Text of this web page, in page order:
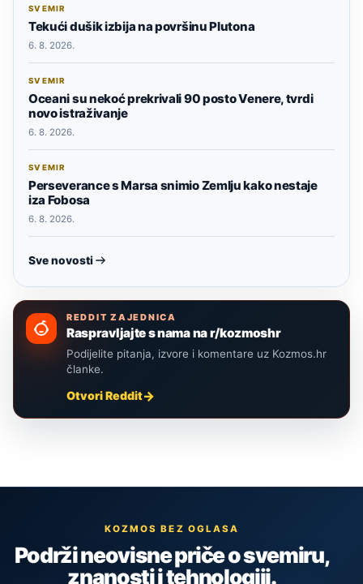
SVEMIR
Tekući dušik izbija na površinu Plutona
6. 8. 2026.
SVEMIR
Oceani su nekoć prekrivali 90 posto Venere, tvrdi
novo istraživanje
6. 8. 2026.
SVEMIR
Perseverance s Marsa snimio Zemlju kako nestaje
iza Fobosa
6. 8. 2026.
Sve novosti
REDDIT ZAJEDNICA
Raspravljajte s nama na r/kozmoshr
Podijelite pitanja, izvore i komentare uz Kozmos.hr
članke.
Otvori Reddit
KOZMOS BEZ OGLASA
Podrži neovisne priče o svemiru,
znanosti i tehnologiji.